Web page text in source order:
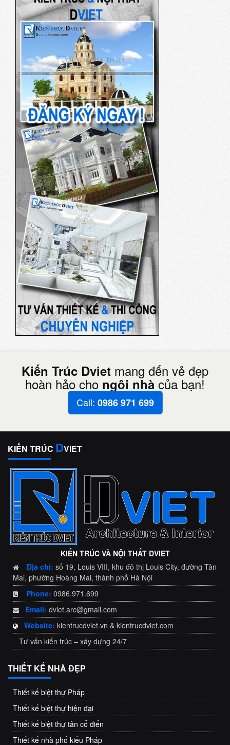
Kiến Trúc Dviet mang đến vẻ đẹp
hoàn hảo cho ngôi nhà của bạn!
Call: 0986 971 699
KIẾN TRÚC DVIET
KIẾN TRÚC VÀ NỘI THẤT DVIET
Địa chỉ: số 19, Louis VIII, khu đô thị Louis City, đường Tân
Mai, phường Hoàng Mai, thành phố Hà Nội
Phone: 0986.971.699
Email: dviet.arc@gmail.com
Website: kientrucdviet.vn & kientrucdviet.com
Tư vấn kiến trúc – xây dựng 24/7
THIẾT KẾ NHÀ ĐẸP
Thiết kế biệt thự Pháp
Thiết kế biệt thự hiện đại
Thiết kế biệt thự tân cổ điển
Thiết kế nhà phố kiểu Pháp